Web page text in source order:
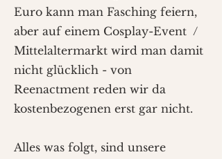
Euro kann man Fasching feiern,
aber auf einem Cosplay-Event /
Mittelaltermarkt wird man damit
nicht glücklich - von
Reenactment reden wir da
kostenbezogenen erst gar nicht.
Alles was folgt, sind unsere